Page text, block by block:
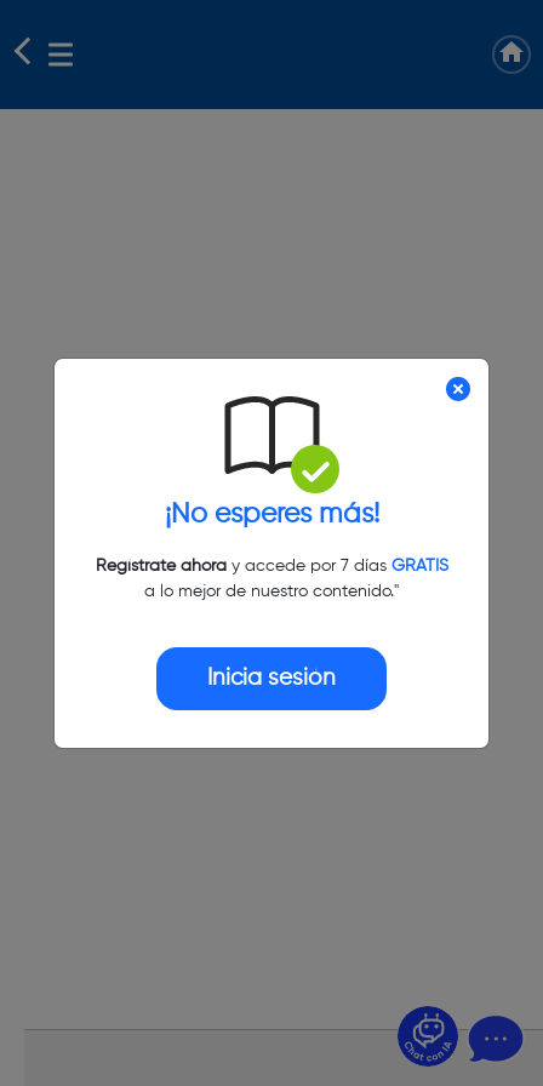
¡No esperes más!
Regístrate ahoray accede por 7 días GRATIS
a lo mejor de nuestro contenido."
Inicia sesión